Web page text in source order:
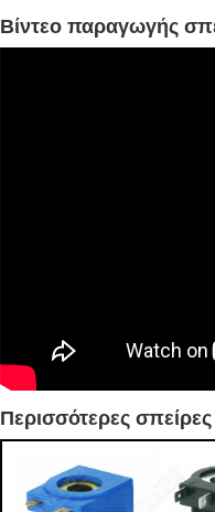
Βίντεο παραγωγής
Περισσότερες